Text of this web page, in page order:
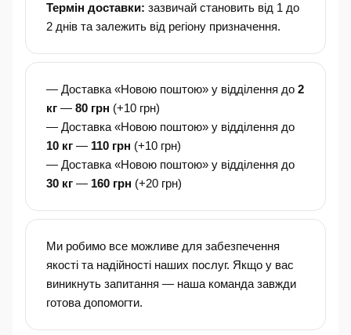
Термін доставки: зазвичай становить від 1 до
2 днів та залежить від регіону призначення.
— Доставка «Новою поштою» у відділення до 2
кг — 80 грн (+10 грн)
— Доставка «Новою поштою» у відділення до
10 кг — 110 грн (+10 грн)
— Доставка «Новою поштою» у відділення до
30 кг — 160 грн (+20 грн)
Ми робимо все можливе для забезпечення
якості та надійності наших послуг. Якщо у вас
виникнуть запитання — наша команда завжди
готова допомогти.